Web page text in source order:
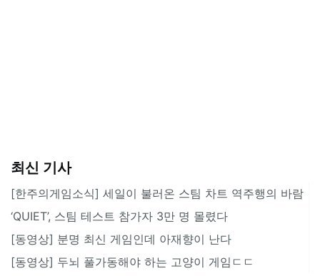
최신 기사
[한주의게임소식] 세일이 불러온 스팀 차트 역주행의 바람
‘QUIET’, 스팀 테스트 참가자 3만 명 몰렸다
[동영상] 분명 최신 게임인데 아재향이 난다
[동영상] 두뇌 풀가동해야 하는 고양이 게임ㄷㄷ